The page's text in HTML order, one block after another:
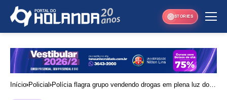
STORIES
Início Policial Polícia flagra grupo vendendo drogas em plena luz do